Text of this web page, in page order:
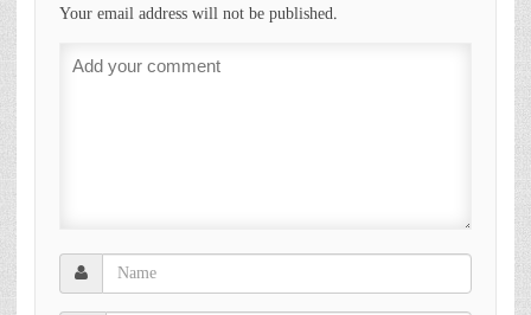
Your email address will not be published.